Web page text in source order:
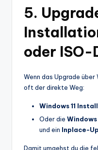
5.
oder ISO-
Wenn das Upgrade
oft der direkte Weg:
Windows 11
Oder die Windows
und ein Inplace-
Damit umgehst du die